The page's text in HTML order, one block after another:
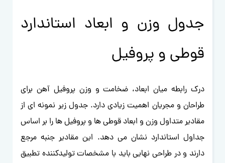
جدول وزن و ابعاد استاندارد
قوطی و پروفیل
درک رابطه میان ابعاد، ضخامت و وزن پروفیل آهن برای
طراحان و مجریان اهمیت زیادی دارد. جدول زیر نمونه ای از
مقادیر متداول وزن و ابعاد قوطی ها و پروفیل ها را بر اساس
جداول استاندارد نشان می دهد. این مقادیر جنبه مرجع
دارند و در طراحی نهایی باید با مشخصات تولیدکننده تطبیق